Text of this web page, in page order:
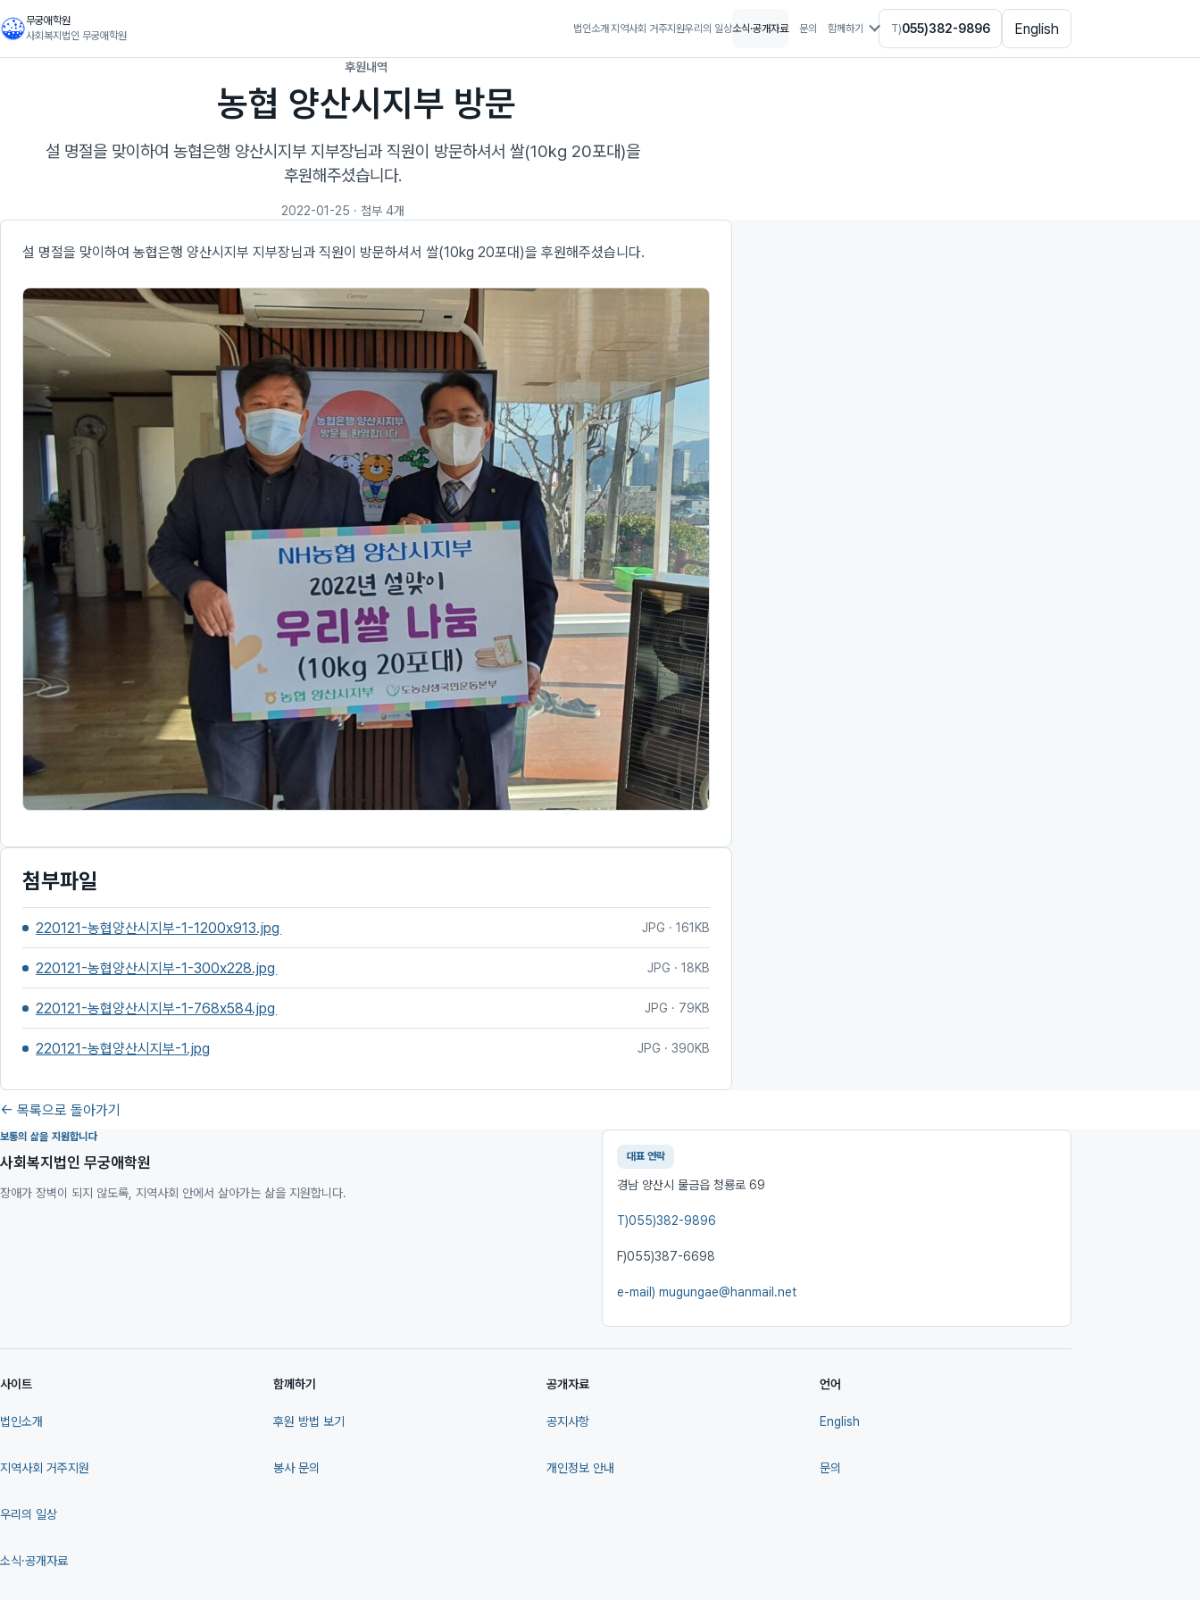
무궁애학원
사회복지법인 무궁애학원
법인소개지역사회 거주지원우리의 일상소식·공개자료 문의 함께하기 T)055)382-9896 English
후원내역
농협 양산시지부 방문
설 명절을 맞이하여 농협은행 양산시지부 지부장님과 직원이 방문하셔서 쌀(10kg 20포대)을
후원해주셨습니다.
2022-01-25 · 첨부 4개
설 명절을 맞이하여 농협은행 양산시지부 지부장님과 직원이 방문하셔서 쌀(10kg 20포대)을 후원해주셨습니다.
첨부파일
220121-농협양산시지부-1-1200x913.jpg JPG · 161KB
220121-농협양산시지부-1-300x228.jpg JPG · 18KB
220121-농협양산시지부-1-768x584.jpg JPG · 79KB
220121-농협양산시지부-1.jpg JPG · 390KB
← 목록으로 돌아가기
보통의 삶을 지원합니다
사회복지법인 무궁애학원
장애가 장벽이 되지 않도록, 지역사회 안에서 살아가는 삶을 지원합니다.
대표 연락
경남 양산시 물금읍 청룡로 69
T)055)382-9896
F)055)387-6698
e-mail)mugungae@hanmail.net
사이트
법인소개
지역사회 거주지원
우리의 일상
소식·공개자료
함께하기
후원 방법 보기
봉사 문의
공개자료
공지사항
개인정보 안내
언어
English
문의